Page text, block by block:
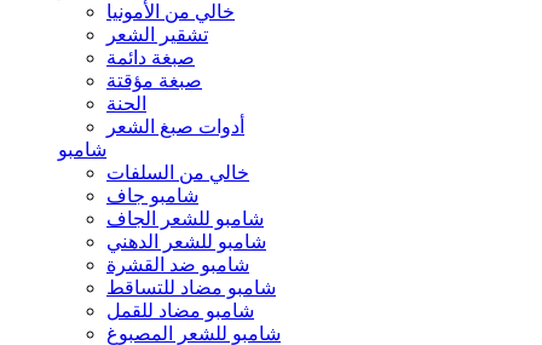
خالي من الأمونيا
تشقير الشعر
صبغة دائمة
صبغة مؤقتة
الحنة
أدوات صبغ الشعر
شامبو
خالي من السلفات
شامبو جاف
شامبو للشعر الجاف
شامبو للشعر الدهني
شامبو ضد القشرة
شامبو مضاد للتساقط
شامبو مضاد للقمل
شامبو للشعر المصبوغ